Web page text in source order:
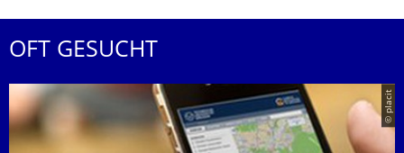
OFT GESUCHT
© placit